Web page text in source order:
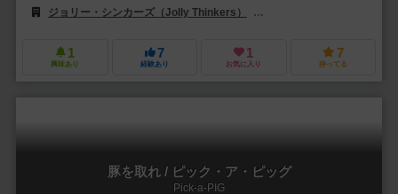
ジョリー・シンカーズ（Jolly Thinkers）
1
興味あり
7
経験あり
1
お気に入り
7
持ってる
豚を取れ / ピック・ア・ピッグ
Pick-a-PIG